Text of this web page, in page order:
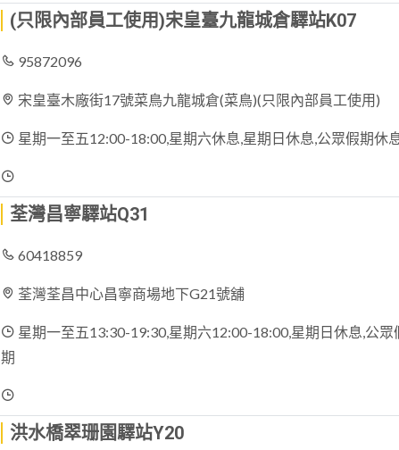
(只限內部員工使用)宋皇臺九龍城倉驛站K07
95872096
宋皇臺木廠街17號菜鳥九龍城倉(菜鳥)(只限內部員工使用)
星期一至五12:00-18:00,星期六休息,星期日休息,公眾假期休
荃灣昌寧驛站Q31
60418859
荃灣荃昌中心昌寧商場地下G21號舖
星期一至五13:30-19:30,星期六12:00-18:00,星期日休息,公
期
洪水橋翠珊園驛站Y20